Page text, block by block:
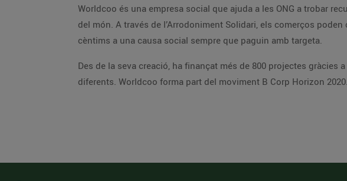
Worldcoo és una empresa social que ajuda a les ONG a trobar
del món. A través de l’Arrodoniment Solidari, els comerços
cèntims a una causa social sempre que paguin amb targeta.
Des de la seva creació, ha finançat més de 800 projectes
diferents. Worldcoo forma part del moviment B Corp Horizon